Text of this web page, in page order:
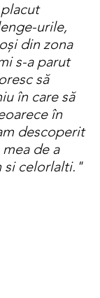
urile,
din zona
s-a parut
să
în care să
în
descoperit
de a
si celorlalti."